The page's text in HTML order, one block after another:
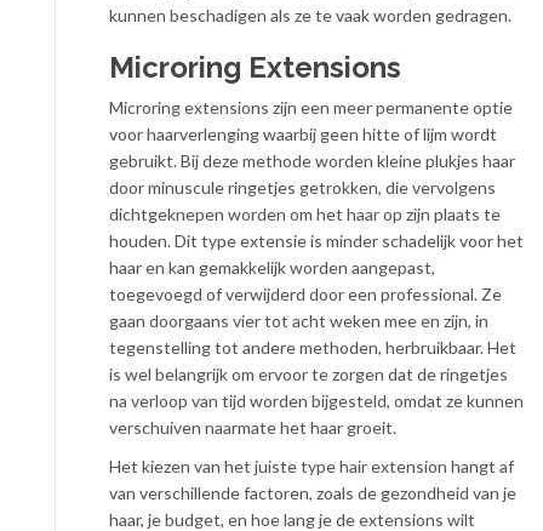
kunnen beschadigen als ze te vaak worden gedragen.
Microring Extensions
Microring extensions zijn een meer permanente optie
voor haarverlenging waarbij geen hitte of lijm wordt
gebruikt. Bij deze methode worden kleine plukjes haar
door minuscule ringetjes getrokken, die vervolgens
dichtgeknepen worden om het haar op zijn plaats te
houden. Dit type extensie is minder schadelijk voor het
haar en kan gemakkelijk worden aangepast,
toegevoegd of verwijderd door een professional. Ze
gaan doorgaans vier tot acht weken mee en zijn, in
tegenstelling tot andere methoden, herbruikbaar. Het
is wel belangrijk om ervoor te zorgen dat de ringetjes
na verloop van tijd worden bijgesteld, omdat ze kunnen
verschuiven naarmate het haar groeit.
Het kiezen van het juiste type hair extension hangt af
van verschillende factoren, zoals de gezondheid van je
haar, je budget, en hoe lang je de extensions wilt